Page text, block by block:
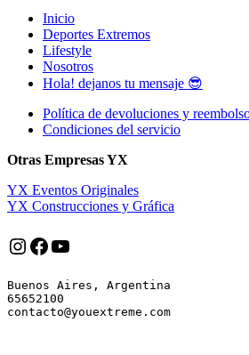
Inicio
Deportes Extremos
Lifestyle
Nosotros
Hola! dejanos tu mensaje 😎
Política de devoluciones y
Condiciones del servicio
Otras Empresas YX
YX Eventos Originales
YX Construcciones y Gráfica
Instagram
Facebook
YouTube
Buenos Aires, Argentina
65652100